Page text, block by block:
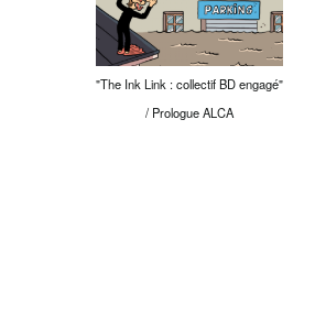
"The Ink Link : collectif BD engagé"
/ Prologue ALCA